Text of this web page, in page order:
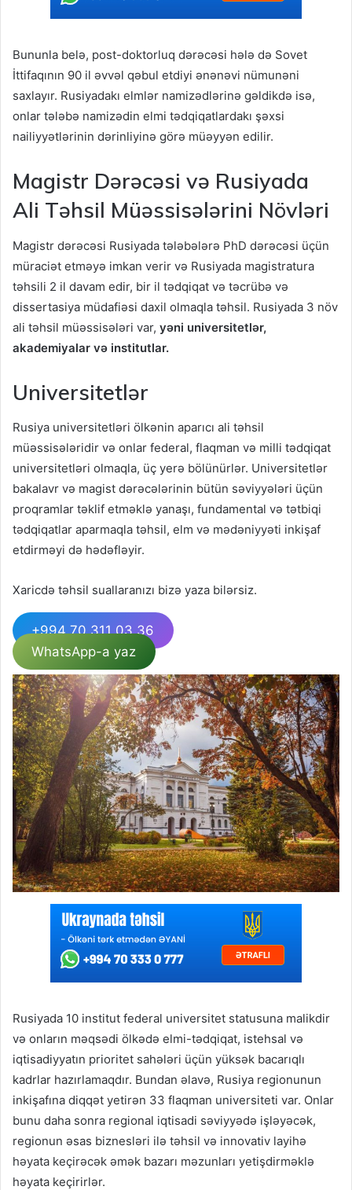
Bununla belə, post-doktorluq dərəcəsi hələ də Sovet
İttifaqının 90 il əvvəl qəbul etdiyi ənənəvi nümunəni
saxlayır. Rusiyadakı elmlər namizədlərinə gəldikdə isə,
onlar tələbə namizədin elmi tədqiqatlardakı şəxsi
nailiyyətlərinin dərinliyinə görə müəyyən edilir.
Magistr Dərəcəsi və Rusiyada
Ali Təhsil Müəssisələrini Növləri
Magistr dərəcəsi Rusiyada tələbələrə PhD dərəcəsi üçün
müraciət etməyə imkan verir və Rusiyada magistratura
təhsili 2 il davam edir, bir il tədqiqat və təcrübə və
dissertasiya müdafiəsi daxil olmaqla təhsil. Rusiyada 3 növ
ali təhsil müəssisələri var, yəni universitetlər,
akademiyalar və institutlar.
Universitetlər
Rusiya universitetləri ölkənin aparıcı ali təhsil
müəssisələridir və onlar federal, flaqman və milli tədqiqat
universitetləri olmaqla, üç yerə bölünürlər. Universitetlər
bakalavr və magist dərəcələrinin bütün səviyyələri üçün
proqramlar təklif etməklə yanaşı, fundamental və tətbiqi
tədqiqatlar aparmaqla təhsil, elm və mədəniyyəti inkişaf
etdirməyi də hədəfləyir.
Xaricdə təhsil suallaranızı bizə yaza bilərsiz.
+994 70 311 03 36
WhatsApp-a yaz
Rusiyada 10 institut federal universitet statusuna malikdir
və onların məqsədi ölkədə elmi-tədqiqat, istehsal və
iqtisadiyyatın prioritet sahələri üçün yüksək bacarıqlı
kadrlar hazırlamaqdır. Bundan əlavə, Rusiya regionunun
inkişafına diqqət yetirən 33 flaqman universiteti var. Onlar
bunu daha sonra regional iqtisadi səviyyədə işləyəcək,
regionun əsas biznesləri ilə təhsil və innovativ layihə
həyata keçirəcək əmək bazarı məzunları yetişdirməklə
həyata keçirirlər.